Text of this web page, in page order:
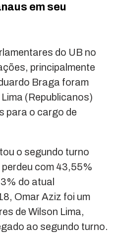
em seu
do UB no
principalmente
Braga foram
(Republicanos)
para o cargo de
o segundo turno
com 43,55%
do atual
Omar Aziz foi um
de Wilson Lima,
ao segundo turno.